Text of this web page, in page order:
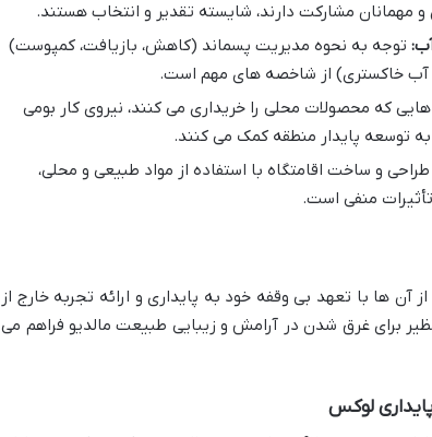
مهمانان مشارکت دارند، شایسته تقدیر و انتخاب هستند.
توجه به نحوه مدیریت پسماند (کاهش، بازیافت، کمپوست)
آب خاکستری) از شاخصه های مهم است.
هایی که محصولات محلی را خریداری می کنند، نیروی کار بومی
توسعه پایدار منطقه کمک می کنند.
طراحی و ساخت اقامتگاه با استفاده از مواد طبیعی و محلی،
منفی است.
آن ها با تعهد بی وقفه خود به پایداری و ارائه تجربه خارج از
برای غرق شدن در آرامش و زیبایی طبیعت مالدیو فراهم می